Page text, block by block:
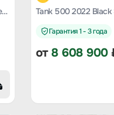
Tank 500 2022 sports version with 7 seats Tank 500 2022 Black
Гарантия 1 - 3 года
от 8 608 900